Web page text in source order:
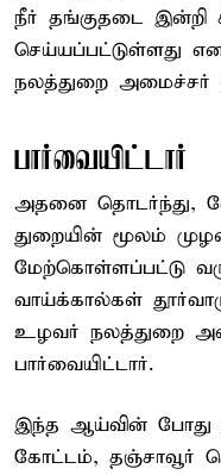
நீர் தங்குதடை இன்றி
செய்யப்பட்டுள்ளது
நலத்துறை அமைச்சர்
பார்வையிட்டார்
அதனை தொடர்ந்து,
துறையின் மூலம்
மேற்கொள்ளப்பட்டு
வாய்க்கால்கள்
உழவர் நலத்துறை
பார்வையிட்டார்.
இந்த ஆய்வின் போது
கோட்டம், தஞ்சாவூர்